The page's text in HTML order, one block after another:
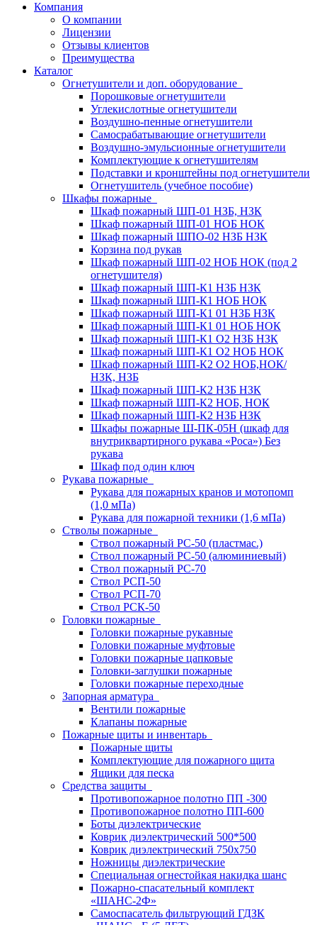
Компания
О компании
Лицензии
Отзывы клиентов
Преимущества
Каталог
Огнетушители и доп. оборудование
Порошковые огнетушители
Углекислотные огнетушители
Воздушно-пенные огнетушители
Самосрабатывающие огнетушители
Воздушно-эмульсионные огнетушители
Комплектующие к огнетушителям
Подставки и кронштейны под огнетушители
Огнетушитель (учебное пособие)
Шкафы пожарные
Шкаф пожарный ШП-01 НЗБ, НЗК
Шкаф пожарный ШП-01 НОБ НОК
Шкаф пожарный ШПО-02 НЗБ НЗК
Корзина под рукав
Шкаф пожарный ШП-02 НОБ НОК (под 2
огнетушителя)
Шкаф пожарный ШП-К1 НЗБ НЗК
Шкаф пожарный ШП-К1 НОБ НОК
Шкаф пожарный ШП-К1 01 НЗБ НЗК
Шкаф пожарный ШП-К1 01 НОБ НОК
Шкаф пожарный ШП-К1 О2 НЗБ НЗК
Шкаф пожарный ШП-К1 О2 НОБ НОК
Шкаф пожарный ШП-К2 О2 НОБ,НОК/
НЗК, НЗБ
Шкаф пожарный ШП-К2 НЗБ НЗК
Шкаф пожарный ШП-К2 НОБ, НОК
Шкаф пожарный ШП-К2 НЗБ НЗК
Шкафы пожарные Ш-ПК-05Н (шкаф для
внутриквартирного рукава «Роса») Без
рукава
Шкаф под один ключ
Рукава пожарные
Рукава для пожарных кранов и мотопомп
(1,0 мПа)
Рукава для пожарной техники (1,6 мПа)
Стволы пожарные
Ствол пожарный РС-50 (пластмас.)
Ствол пожарный РС-50 (алюминиевый)
Ствол пожарный РС-70
Ствол РСП-50
Ствол РСП-70
Ствол РСК-50
Головки пожарные
Головки пожарные рукавные
Головки пожарные муфтовые
Головки пожарные цапковые
Головки-заглушки пожарные
Головки пожарные переходные
Запорная арматура
Вентили пожарные
Клапаны пожарные
Пожарные щиты и инвентарь
Пожарные щиты
Комплектующие для пожарного щита
Ящики для песка
Средства защиты
Противопожарное полотно ПП -300
Противопожарное полотно ПП-600
Боты диэлектрические
Коврик диэлектрический 500*500
Коврик диэлектрический 750х750
Ножницы диэлектрические
Специальная огнестойкая накидка шанс
Пожарно-спасательный комплект
«ШАНС-2Ф»
Самоспасатель фильтрующий ГДЗК